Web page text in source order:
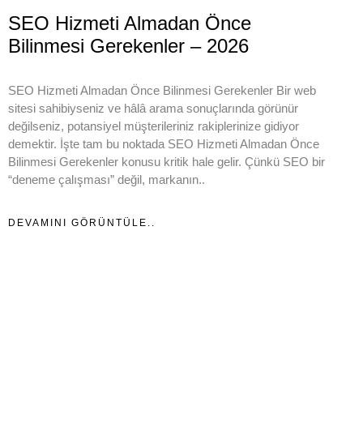
SEO Hizmeti Almadan Önce
Bilinmesi Gerekenler – 2026
SEO Hizmeti Almadan Önce Bilinmesi Gerekenler Bir web
sitesi sahibiyseniz ve hâlâ arama sonuçlarında görünür
değilseniz, potansiyel müşterileriniz rakiplerinize gidiyor
demektir. İşte tam bu noktada SEO Hizmeti Almadan Önce
Bilinmesi Gerekenler konusu kritik hale gelir. Çünkü SEO bir
“deneme çalışması” değil, markanın..
DEVAMINI GÖRÜNTÜLE..